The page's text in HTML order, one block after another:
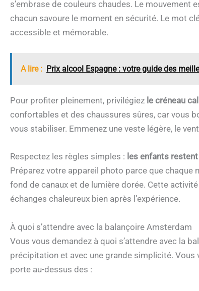
s’embrase de couleurs chaudes. Le mouvement
chacun savoure le moment en sécurité. Le mot
accessible et mémorable.
A lire : Prix alcool Espagne : votre guide des
Pour profiter pleinement, privilégiez le créneau
confortables et des chaussures sûres, car vous
vous stabiliser. Emmenez une veste légère, le
Respectez les règles simples : les enfants
Préparez votre appareil photo parce que
fond de canaux et de lumière dorée. Cette
échanges chaleureux bien après l’expérience.
À quoi s’attendre avec la balançoire Amsterdam
Vous vous demandez à quoi s’attendre avec la
précipitation et avec une grande simplicité. Vous
porte au-dessus des :